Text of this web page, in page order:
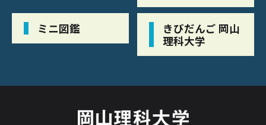
ミニ図鑑
きびだんご 岡山
理科大学